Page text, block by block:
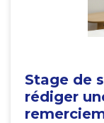
Stage de
rédiger